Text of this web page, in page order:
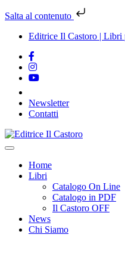
Salta al contenuto
Editrice Il Castoro | Libri
Newsletter
Contatti
Vai
al
Home
Libri
Catalogo On Line
Catalogo in PDF
Il Castoro OFF
News
Chi Siamo